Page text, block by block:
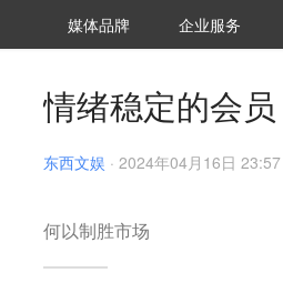
媒体品牌 36Kr研究院
企业服务
情绪稳定的会
东西文娱 · 2024年04月16日 23:57
何以制胜市场